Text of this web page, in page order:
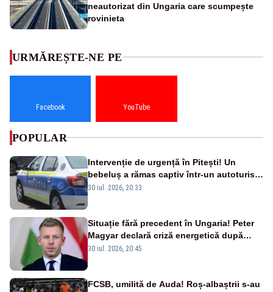
neautorizat din Ungaria care scumpește
rovinieta
URMĂREȘTE-NE PE
Facebook YouTube
POPULAR
Intervenție de urgență în Pitești! Un
bebeluș a rămas captiv într-un autoturism
din cauza unei defecțiuni
30 iul. 2026, 20:33
Situație fără precedent în Ungaria! Peter
Magyar declară criză energetică după
oprirea centralei de la Paks
30 iul. 2026, 20:45
FCSB, umilită de Auda! Roș-albaștrii s-au